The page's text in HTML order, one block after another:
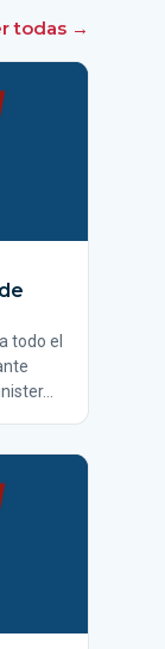
todas →
todo el